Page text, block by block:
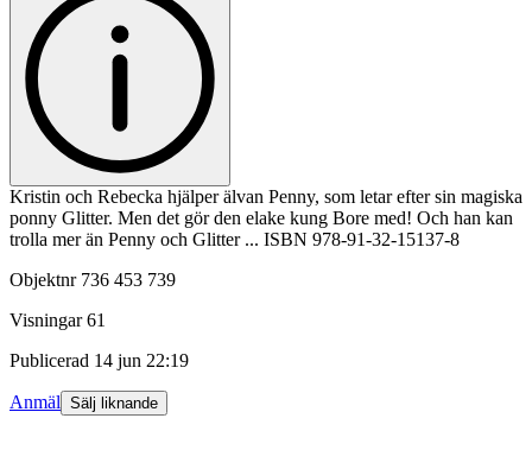
Kristin och Rebecka hjälper älvan Penny, som letar efter sin magiska
ponny Glitter. Men det gör den elake kung Bore med! Och han kan
trolla mer än Penny och Glitter ... ISBN 978-91-32-15137-8
Objektnr 736 453 739
Visningar 61
Publicerad 14 jun 22:19
Anmäl Sälj liknande